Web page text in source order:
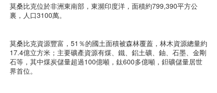
莫桑比克位於非洲東南部，東瀕印度洋，面積約799,390平方公
裏，人口3100萬。
莫桑比克資源豐富，51％的國土面積被森林覆蓋，林木資源總量約
17.4億立方米；主要礦產資源有煤、鐵、鋁土礦、鈾、石墨、金剛
石等，其中煤炭儲量超過100億噸，鈦600多億噸，鉭礦儲量居世
界首位。